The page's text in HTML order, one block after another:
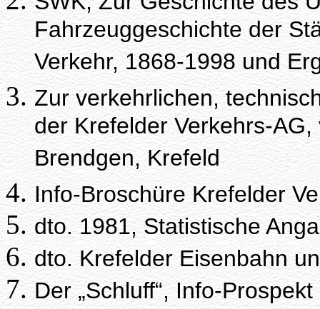
Fahrzeuggeschichte der
Verkehr, 1868-1998 und
Zur verkehrlichen,
der Krefelder Verkehrs-
Brendgen, Krefeld
Info-Broschüre Krefelder
dto. 1981, Statistische
dto. Krefelder Eisenbahn
Der „Schluff“, Info-